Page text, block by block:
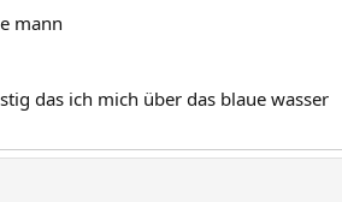
mann
das ich mich über das blaue wasser